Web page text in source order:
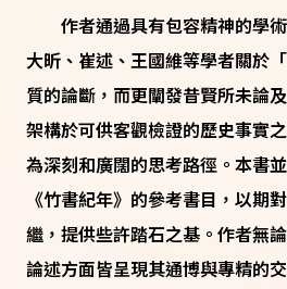
作者通過具有包容精神的學術
大昕、崔述、王國維等學者關於
質的論斷，而更闡發昔賢所未論
架構於可供客觀檢證的歷史事實
為深刻和廣闊的思考路徑。本書
《竹書紀年》的參考書目，以期
繼，提供些許踏石之基。作者無
論述方面皆呈現其通博與專精的